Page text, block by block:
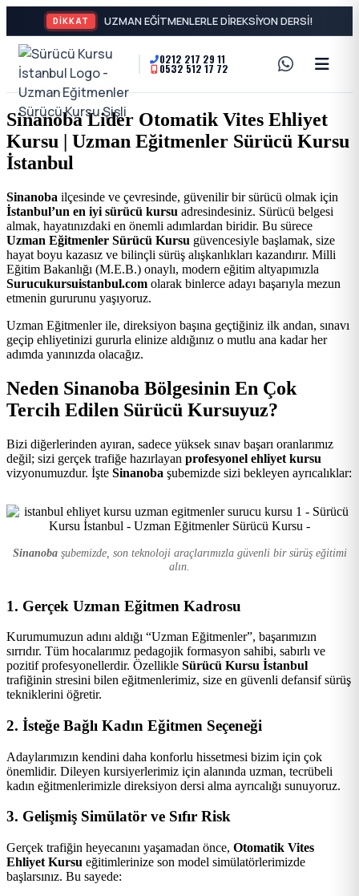
DİKKAT
Sürücü
Kursu
İstanbul
-
Şişli
En
İyi
Ehliyet
Kursu
A2
Motor
Ehliyeti
ve
Özel
Direksiyon
Dersi
0212 217 29 11
0532 512 17 72
Sinanoba Lider Otomatik Vites Ehliyet
Kursu | Uzman Eğitmenler Sürücü Kursu
İstanbul
Sinanoba ilçesinde ve çevresinde, güvenilir bir sürücü olmak için
İstanbul’un en iyi sürücü kursu adresindesiniz. Sürücü belgesi
almak, hayatınızdaki en önemli adımlardan biridir. Bu sürece
Uzman Eğitmenler Sürücü Kursu güvencesiyle başlamak, size
hayat boyu kazasız ve bilinçli sürüş alışkanlıkları kazandırır. Milli
Eğitim Bakanlığı (M.E.B.) onaylı, modern eğitim altyapımızla
Surucukursuistanbul.com olarak binlerce adayı başarıyla mezun
etmenin gururunu yaşıyoruz.
Uzman Eğitmenler ile, direksiyon başına geçtiğiniz ilk andan, sınavı
geçip ehliyetinizi gururla elinize aldığınız o mutlu ana kadar her
adımda yanınızda olacağız.
Neden Sinanoba Bölgesinin En Çok
Tercih Edilen Sürücü Kursuyuz?
Bizi diğerlerinden ayıran, sadece yüksek sınav başarı oranlarımız
değil; sizi gerçek trafiğe hazırlayan profesyonel ehliyet kursu
vizyonumuzdur. İşte Sinanoba şubemizde sizi bekleyen ayrıcalıklar:
Sinanobaşubemizde, son teknoloji araçlarımızla güvenli bir sürüş eğitimi
alın.
1. Gerçek Uzman Eğitmen Kadrosu
Kurumumuzun adını aldığı “Uzman Eğitmenler”, başarımızın
sırrıdır. Tüm hocalarımız pedagojik formasyon sahibi, sabırlı ve
pozitif profesyonellerdir. Özellikle Sürücü Kursu İstanbul
trafiğinin stresini bilen eğitmenlerimiz, size en güvenli defansif sürüş
tekniklerini öğretir.
2. İsteğe Bağlı Kadın Eğitmen Seçeneği
Adaylarımızın kendini daha konforlu hissetmesi bizim için çok
önemlidir. Dileyen kursiyerlerimiz için alanında uzman, tecrübeli
kadın eğitmenlerimizle direksiyon dersi alma ayrıcalığı sunuyoruz.
3. Gelişmiş Simülatör ve Sıfır Risk
Gerçek trafiğin heyecanını yaşamadan önce, Otomatik Vites
Ehliyet Kursu eğitimlerinize son model simülatörlerimizde
başlarsınız. Bu sayede: